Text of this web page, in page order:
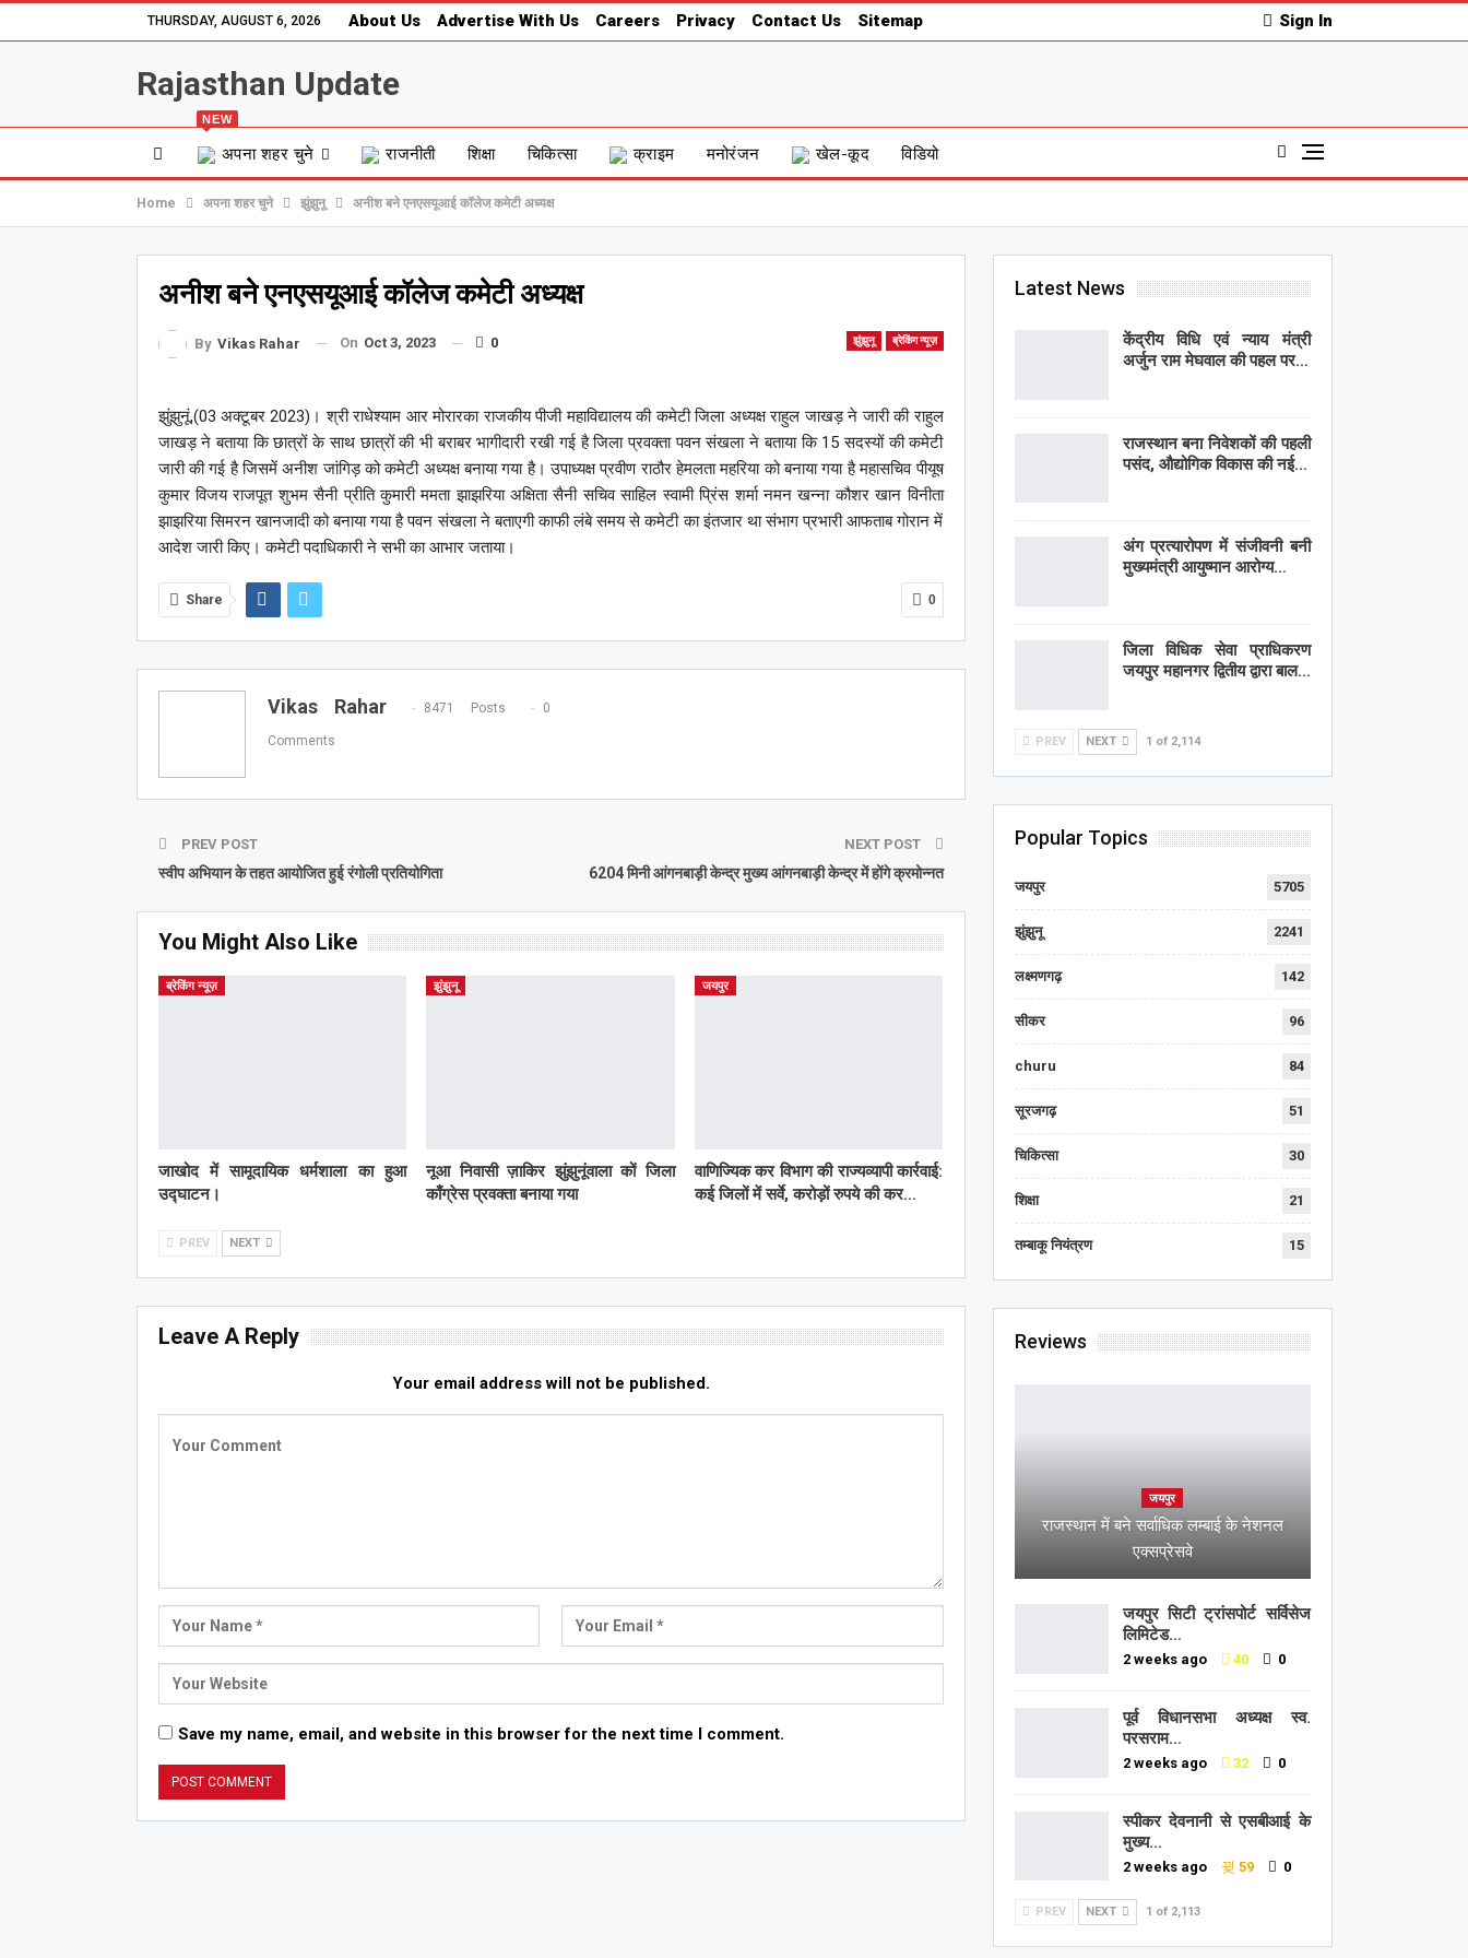
Sign In
THURSDAY, AUGUST 6, 2026 About Us Advertise With Us Careers Privacy Contact Us Sitemap
Rajasthan Update
अपना शहर चुने
NEW
राजनीती शिक्षा चिकित्सा क्राइम मनोरंजन खेल-कूद विडियो
Home अपना शहर चुने झुंझुनू अनीश बने एनएसयूआई कॉलेज कमेटी अध्यक्ष
अनीश बने एनएसयूआई कॉलेज कमेटी अध्यक्ष
झुंझुनू ब्रेकिंग न्यूज़
By Vikas Rahar On Oct 3, 2023 0
झुंझुनूं,(03 अक्टूबर 2023)। श्री राधेश्याम आर मोरारका राजकीय पीजी महाविद्यालय की कमेटी जिला अध्यक्ष राहुल जाखड़ ने जारी की राहुल
जाखड़ ने बताया कि छात्रों के साथ छात्रों की भी बराबर भागीदारी रखी गई है जिला प्रवक्ता पवन संखला ने बताया कि 15 सदस्यों की कमेटी
जारी की गई है जिसमें अनीश जांगिड़ को कमेटी अध्यक्ष बनाया गया है। उपाध्यक्ष प्रवीण राठौर हेमलता महरिया को बनाया गया है महासचिव पीयूष
कुमार विजय राजपूत शुभम सैनी प्रीति कुमारी ममता झाझरिया अक्षिता सैनी सचिव साहिल स्वामी प्रिंस शर्मा नमन खन्ना कौशर खान विनीता
झाझरिया सिमरन खानजादी को बनाया गया है पवन संखला ने बताएगी काफी लंबे समय से कमेटी का इंतजार था संभाग प्रभारी आफताब गोरान में
आदेश जारी किए। कमेटी पदाधिकारी ने सभी का आभार जताया।
0
Share
Vikas Rahar 8471 Posts 0
Comments
PREV POST
स्वीप अभियान के तहत आयोजित हुई रंगोली प्रतियोगिता
NEXT POST
6204 मिनी आंगनबाड़ी केन्द्र मुख्य आंगनबाड़ी केन्द्र में होंगे क्रमोन्नत
You Might Also Like
ब्रेकिंग न्यूज़
जाखोद में सामूदायिक धर्मशाला का हुआ
उद्घाटन।
झुंझुनू
नूआ निवासी ज़ाकिर झुंझुनूंवाला कों जिला
काँग्रेस प्रवक्ता बनाया गया
जयपुर
वाणिज्यिक कर विभाग की राज्यव्यापी कार्रवाई:
कई जिलों में सर्वे, करोड़ों रुपये की कर…
PREV NEXT
Leave A Reply
Your email address will not be published.
Save my name, email, and website in this browser for the next time I comment.
Latest News
केंद्रीय विधि एवं न्याय मंत्री
अर्जुन राम मेघवाल की पहल पर…
राजस्थान बना निवेशकों की पहली
पसंद, औद्योगिक विकास की नई…
अंग प्रत्यारोपण में संजीवनी बनी
मुख्यमंत्री आयुष्मान आरोग्य…
जिला विधिक सेवा प्राधिकरण
जयपुर महानगर द्वितीय द्वारा बाल…
PREV NEXT 1 of 2,114
Popular Topics
जयपुर 5705
झुंझुनू 2241
लक्ष्मणगढ़ 142
सीकर 96
churu 84
सूरजगढ़ 51
चिकित्सा 30
शिक्षा 21
तम्बाकू नियंत्रण 15
Reviews
जयपुर
राजस्थान में बने सर्वाधिक लम्बाई के नेशनल
एक्सप्रेसवे
जयपुर सिटी ट्रांसपोर्ट सर्विसेज
लिमिटेड…
2 weeks ago 40 0
पूर्व विधानसभा अध्यक्ष स्व.
परसराम…
2 weeks ago 32 0
स्पीकर देवनानी से एसबीआई के
मुख्य…
2 weeks ago 59 0
PREV NEXT 1 of 2,113